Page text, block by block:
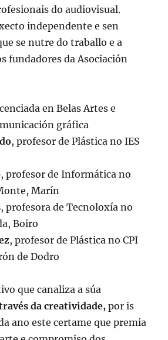
do audiovisual.
independente e sen
se nutre do traballo e a
fundadores da Asociación
en Belas Artes e
gráfica
, profesor de Plástica no IES
, profesor de Informática no
Marín
, profesora de Tecnoloxía no
Boiro
, profesor de Plástica no CPI
de Dodro
que canaliza a súa
da creatividade, por is
ano este certame que premia